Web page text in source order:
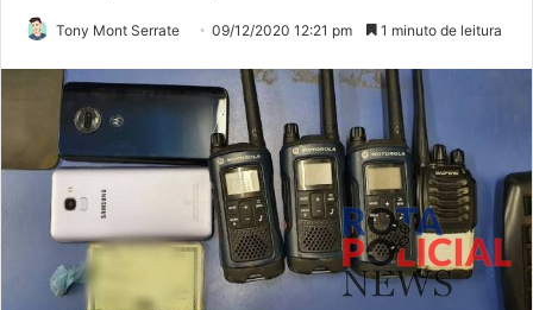
Tony Mont Serrate 09/12/2020 12:21 pm 1 minuto de leitura